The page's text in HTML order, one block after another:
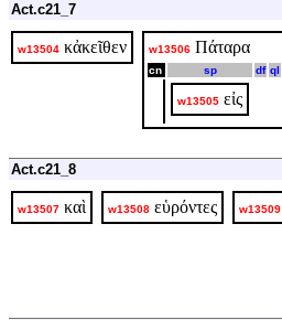
Act.c21_7
w13504 κἀκεῖθεν w13506 Πάταρα
cn sp df ql
w13505 εἰς
Act.c21_8
w13507 καὶ w13508 εὑρόντες w13509